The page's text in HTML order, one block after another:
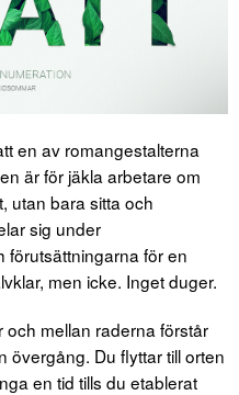
en av romangestalterna
är för jäkla arbetare om
utan bara sitta och
sig under
förutsättningarna för en
men icke. Inget duger.
mellan raderna förstår
övergång. Du flyttar till orten
en tid tills du etablerat